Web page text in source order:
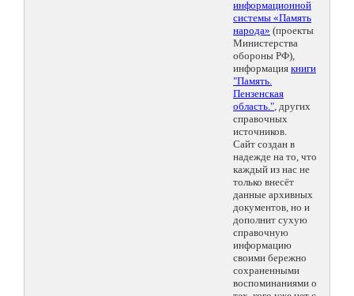
информационной
системы «Память
народа» (проекты
Министерства
обороны РФ),
информация книги
"Память.
Пензенская
область.", других
справочных
источников.
Сайт создан в
надежде на то, что
каждый из нас не
только внесёт
данные архивных
документов, но и
дополнит сухую
справочную
информацию
своими бережно
сохраненными
воспоминаниями о